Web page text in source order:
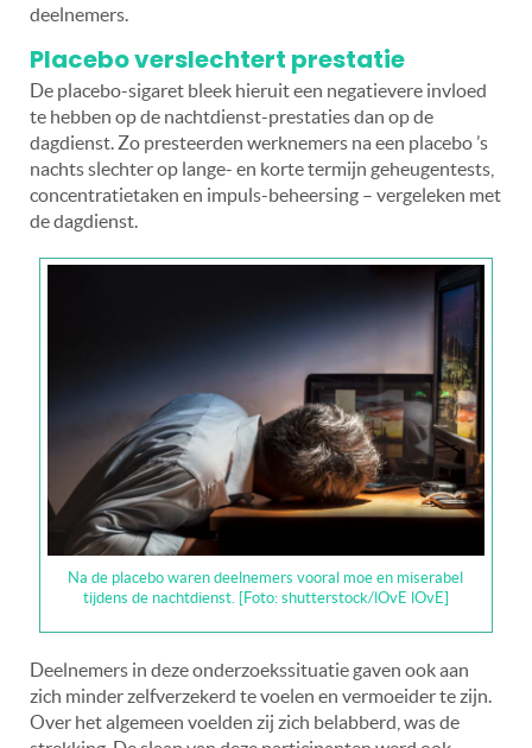
deelnemers.
Placebo verslechtert prestatie
De placebo-sigaret bleek hieruit een negatievere invloed
te hebben op de nachtdienst-prestaties dan op de
dagdienst. Zo presteerden werknemers na een placebo ’s
nachts slechter op lange- en korte termijn geheugentests,
concentratietaken en impuls-beheersing – vergeleken met
de dagdienst.
Na de placebo waren deelnemers vooral moe en miserabel
tijdens de nachtdienst. [Foto: shutterstock/lOvE lOvE]
Deelnemers in deze onderzoekssituatie gaven ook aan
zich minder zelfverzekerd te voelen en vermoeider te zijn.
Over het algemeen voelden zij zich belabberd, was de